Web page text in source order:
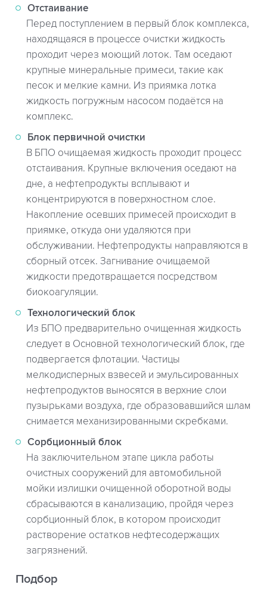
Отстаивание
Перед поступлением в первый блок комплекса,
находящаяся в процессе очистки жидкость
проходит через моющий лоток. Там оседают
крупные минеральные примеси, такие как
песок и мелкие камни. Из приямка лотка
жидкость погружным насосом подаётся на
комплекс.
Блок первичной очистки
В БПО очищаемая жидкость проходит процесс
отстаивания. Крупные включения оседают на
дне, а нефтепродукты всплывают и
концентрируются в поверхностном слое.
Накопление осевших примесей происходит в
приямке, откуда они удаляются при
обслуживании. Нефтепродукты направляются в
сборный отсек. Загнивание очищаемой
жидкости предотвращается посредством
биокоагуляции.
Технологический блок
Из БПО предварительно очищенная жидкость
следует в Основной технологический блок, где
подвергается флотации. Частицы
мелкодисперных взвесей и эмульсированных
нефтепродуктов выносятся в верхние слои
пузырьками воздуха, где образовавшийся шлам
снимается механизированными скребками.
Сорбционный блок
На заключительном этапе цикла работы
очистных сооружений для автомобильной
мойки излишки очищенной оборотной воды
сбрасываются в канализацию, пройдя через
сорбционный блок, в котором происходит
растворение остатков нефтесодержащих
загрязнений.
Подбор